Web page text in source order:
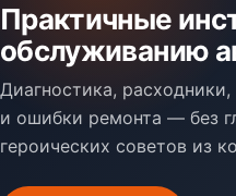
Практичные
обслуживанию
Диагностика,
и ошибки ремонта — без
героических советов из